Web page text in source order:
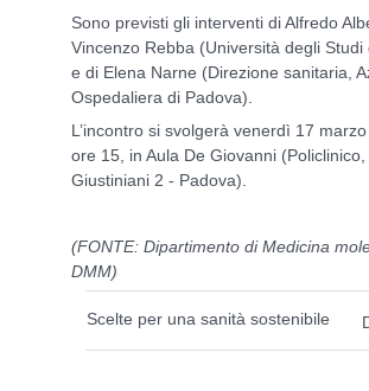
Sono previsti gli interventi di Alfredo
Vincenzo Rebba (Università degli Studi
e di Elena Narne (Direzione sanitaria,
Ospedaliera di Padova).
L’incontro si svolgerà venerdì 17
ore 15, in Aula De Giovanni (Policlinico,
Giustiniani 2 - Padova).
(FONTE: Dipartimento di Medicina
DMM)
Scelte per una sanità sostenibile